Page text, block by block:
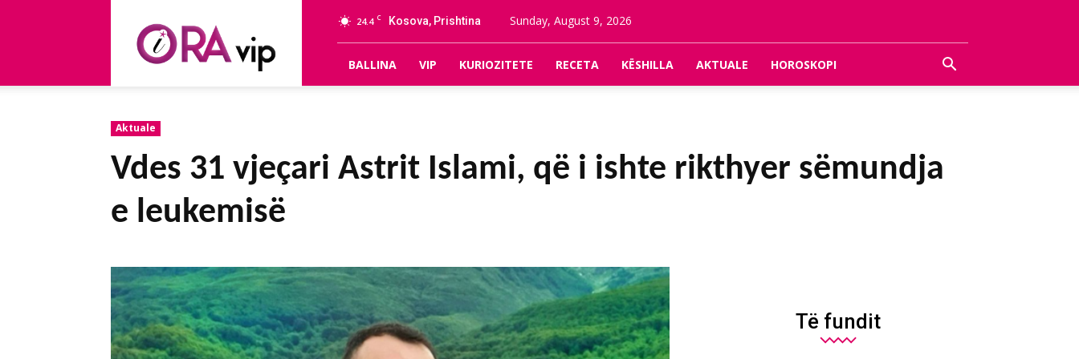
24.4 C Kosova, Prishtina Sunday, August 9, 2026
BALLINA VIP KURIOZITETE RECETA KËSHILLA AKTUALE HOROSKOPI
Aktuale
Vdes 31 vjeçari Astrit Islami, që i ishte rikthyer sëmundja
e leukemisë
Të fundit